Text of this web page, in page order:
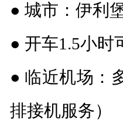
● 城市：伊利
● 开车1.5小时
● 临近机场：
排接机服务）